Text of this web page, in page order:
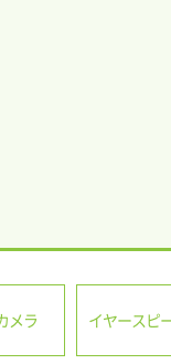
メラ イヤースピ